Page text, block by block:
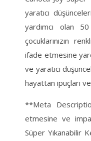
yaratıcı
yardımcı olan
çocuklarınızın
ifade etmesine
ve yaratıcı
hayattan ipuçları
**Meta
etmesine ve
Süper Yıkanabilir